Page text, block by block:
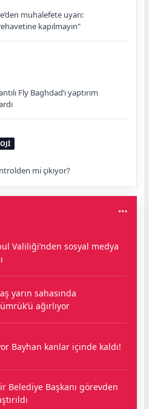
muhalefete uyarı:
kapılmayın"
Fly Baghdad’ı yaptırım
mi çıkıyor?
Valiliği’nden sosyal medya
yarın sahasında
ağırlıyor
Bayhan kanlar içinde kaldı!
Belediye Başkanı görevden